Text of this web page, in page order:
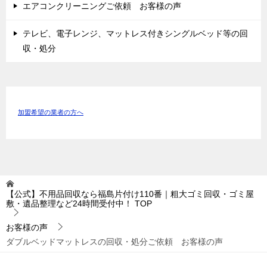
エアコンクリーニングご依頼 お客様の声
テレビ、電子レンジ、マットレス付きシングルベッド等の回
収・処分
加盟希望の業者の方へ
【公式】不用品回収なら福島片付け110番｜粗大ゴミ回収・ゴミ屋
敷・遺品整理など24時間受付中！
TOP
お客様の声
ダブルベッドマットレスの回収・処分ご依頼 お客様の声